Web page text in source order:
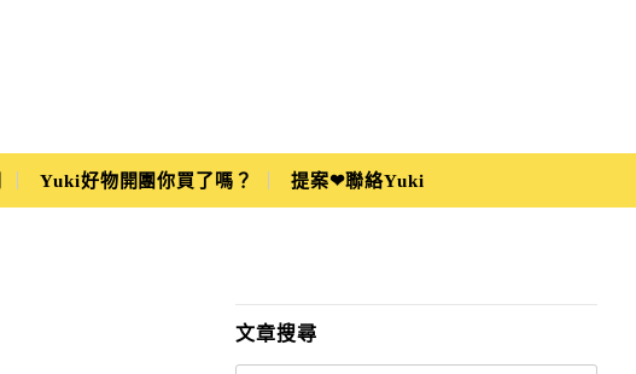
Yuki好物開團你買了嗎？ 提案❤聯絡Yuki
文章搜尋